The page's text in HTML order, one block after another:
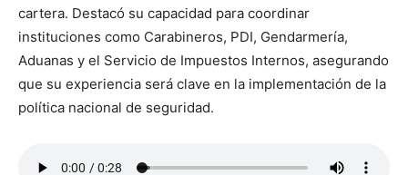
cartera. Destacó su capacidad para coordinar
instituciones como Carabineros, PDI, Gendarmería,
Aduanas y el Servicio de Impuestos Internos, asegurando
que su experiencia será clave en la implementación de la
política nacional de seguridad.